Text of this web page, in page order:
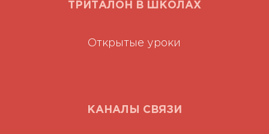
ТРИТАЛОН В ШКОЛАХ
Открытые уроки
КАНАЛЫ СВЯЗИ